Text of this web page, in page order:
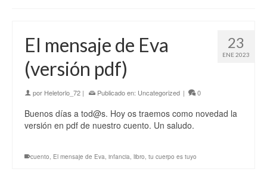
23
ENE 2023
El mensaje de Eva
(versión pdf)
por Heletorlo_72 | Publicado en: Uncategorized | 0
Buenos días a tod@s. Hoy os traemos como novedad la
versión en pdf de nuestro cuento. Un saludo.
cuento, El mensaje de Eva, infancia, libro, tu cuerpo es tuyo